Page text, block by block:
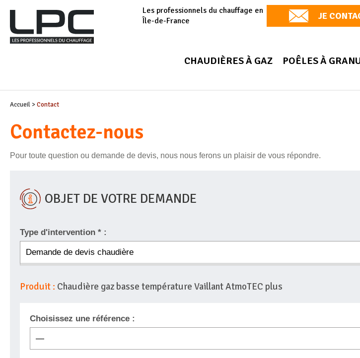
Les professionnels du chauffage en
Île-de-France
JE
CHAUDIÈRES À GAZ POÊLES À
Accueil >Contact
Contactez-nous
Pour toute question ou demande de devis, nous nous ferons un plaisir de vous répondre.
OBJET DE VOTRE DEMANDE
Type d'intervention * :
Produit : Chaudière gaz basse température Vaillant AtmoTEC plus
Choisissez une référence :